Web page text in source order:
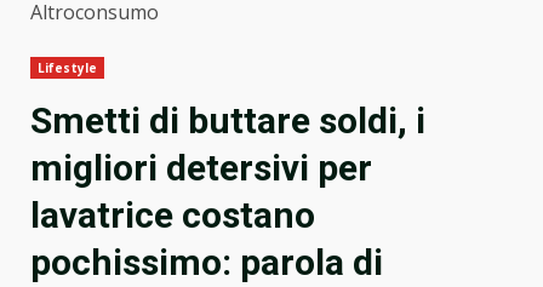
Altroconsumo
Lifestyle
Smetti di buttare soldi, i
migliori detersivi per
lavatrice costano
pochissimo: parola di